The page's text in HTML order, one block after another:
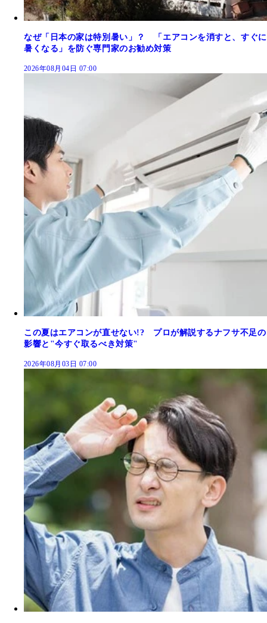
なぜ「日本の家は特別暑い」？ 「エアコンを消すと、すぐに
暑くなる」を防ぐ専門家のお勧め対策
2026年08月04日 07:00
この夏はエアコンが直せない!? プロが解説するナフサ不足の
影響と"今すぐ取るべき対策"
2026年08月03日 07:00